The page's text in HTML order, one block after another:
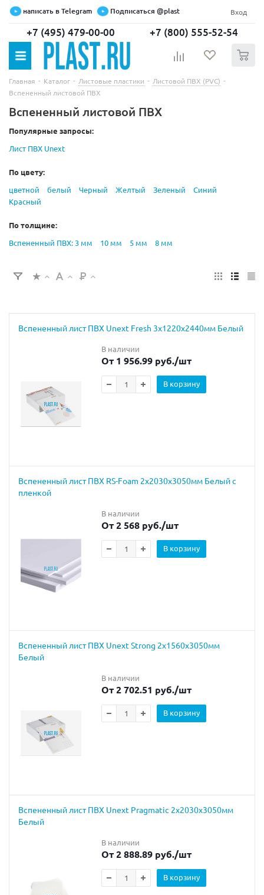
написать в Telegram Подписаться @plast Вход
+7 (495) 479-00-00 +7 (800) 555-52-54
Главная - Каталог - Листовые пластики - Листовой ПВХ (PVC) -
Вспененный листовой ПВХ
Вспененный листовой ПВХ
Популярные запросы:
Лист ПВХ Unext
По цвету:
цветной
белый Черный Желтый Зеленый
Синий
Красный
По толщине:
Вспененный ПВХ: 3 мм
10 мм 5 мм 8 мм
Вспененный лист ПВХ Unext Fresh 3х1220х2440мм Белый
В наличии
От 1 956.99 руб./шт
В корзину
Вспененный лист ПВХ RS-Foam 2x2030x3050мм Белый с
пленкой
В наличии
От 2 568 руб./шт
В корзину
Вспененный лист ПВХ Unext Strong 2х1560х3050мм
Белый
В наличии
От 2 702.51 руб./шт
В корзину
Вспененный лист ПВХ Unext Pragmatic 2x2030x3050мм
Белый
В наличии
От 2 888.89 руб./шт
В корзину